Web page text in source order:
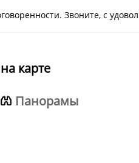
Звоните, с
карте
Панорамы